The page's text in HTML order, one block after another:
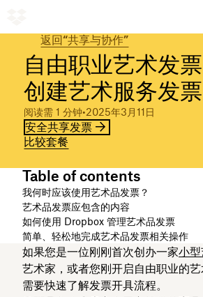
返回“共享与协作”
自由职业艺术发
创建艺术服务发票
阅读需 1 分钟•2025年3月11日
安全共享发票
比较套餐
Table of contents
我何时应该使用艺术品发票？
艺术品发票应包含的内容
如何使用 Dropbox 管理艺术品发票
简单、轻松地完成艺术品发票相关操作
如果您是一位刚刚首次创办一家小
艺术家，或者您刚开启自由职业的
需要快速了解发票开具流程。